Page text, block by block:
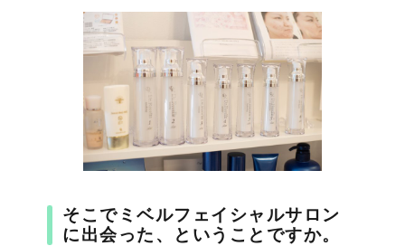
そこでミベルフェイシャルサロン
に出会った、ということですか。